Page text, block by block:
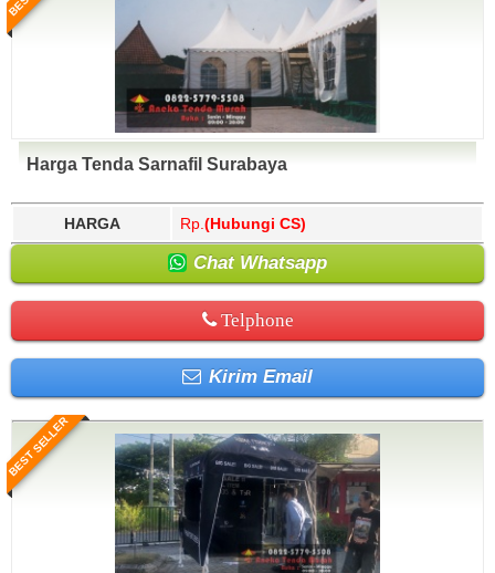
Harga Tenda Sarnafil Surabaya
HARGA Rp. (Hubungi CS)
Chat Whatsapp
Telphone
Kirim Email
BEST SELLER